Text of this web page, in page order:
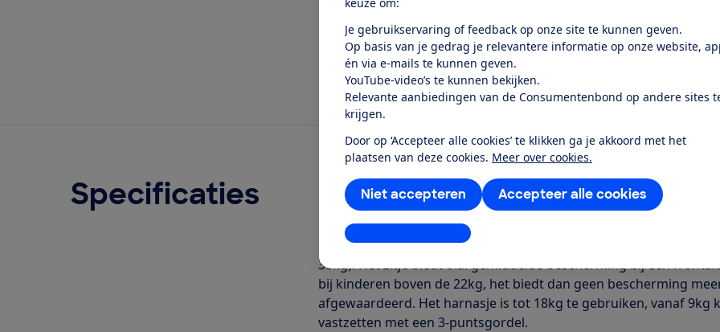
Je gebruikservaring of feedback op onze site te kunnen geven.
Op basis van je gedrag je relevantere informatie op onze website,
én via e-mails te kunnen geven.
YouTube-video’s te kunnen bekijken.
Relevante aanbiedingen van de Consumentenbond op andere sites
krijgen.
Door op ‘Accepteer alle cookies’ te klikken ga je akkoord met het
plaatsen van deze cookies. Meer over cookies.
Accepteer alle cookies
Niet accepteren
Instellingen aanpassen
Al lid? Log in
Specificaties Over dit product
Geschreven door de Consumentenbond
Slecht scorend kinderzitje dat een lange periode gebruikt kan
36kg). Het zitje biedt o.a. gemiddelde bescherming bij een
bij kinderen boven de 22kg, het biedt dan geen bescherming
afgewaardeerd. Het harnasje is tot 18kg te gebruiken, vanaf 9kg
vastzetten met een 3-puntsgordel.